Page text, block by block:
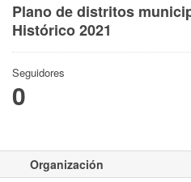
Plano de distritos
Histórico 2021
Seguidores
0
Organización